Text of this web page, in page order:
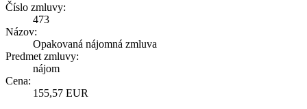
Číslo zmluvy:
473
Názov:
Opakovaná nájomná zmluva
Predmet zmluvy:
nájom
Cena:
155,57 EUR